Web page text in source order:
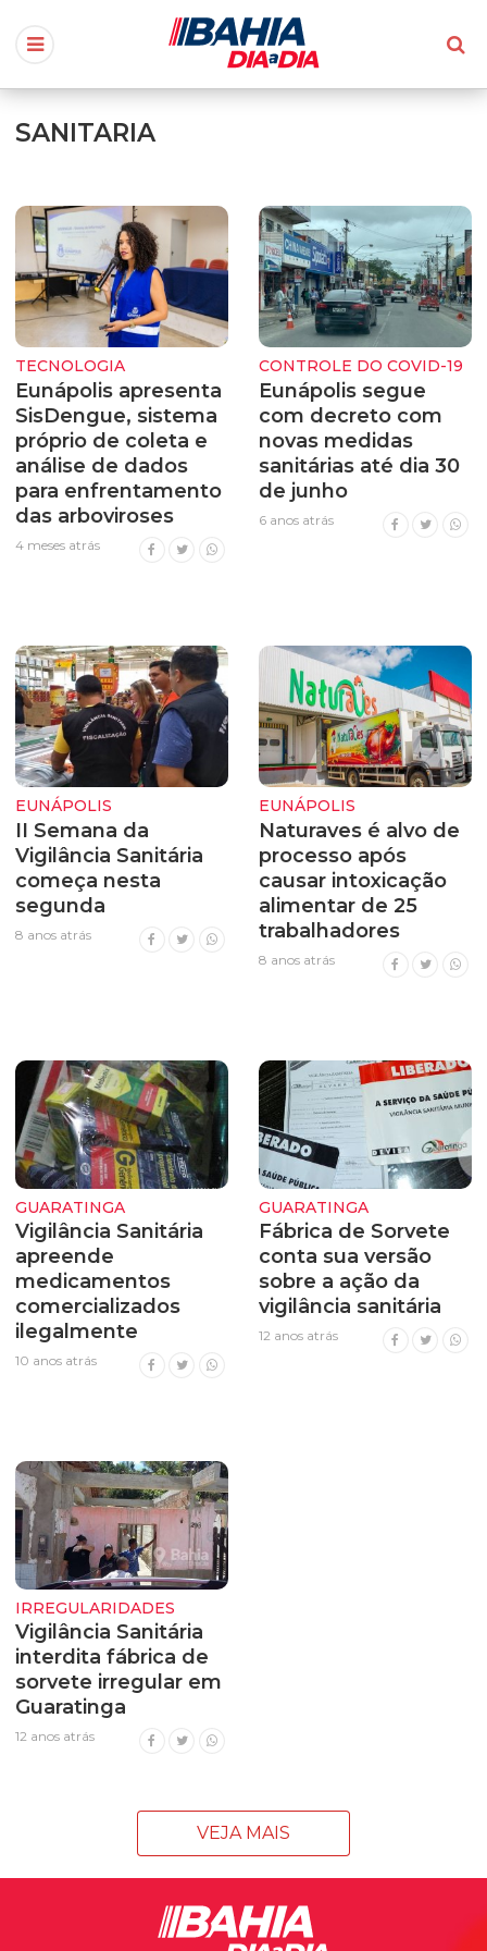
SANITARIA
TECNOLOGIA
Eunápolis apresenta
SisDengue, sistema
próprio de coleta e
análise de dados
para enfrentamento
das arboviroses
4 meses atrás
CONTROLE DO COVID-19
Eunápolis segue
com decreto com
novas medidas
sanitárias até dia 30
de junho
6 anos atrás
EUNÁPOLIS
II Semana da
Vigilância Sanitária
começa nesta
segunda
8 anos atrás
EUNÁPOLIS
Naturaves é alvo de
processo após
causar intoxicação
alimentar de 25
trabalhadores
8 anos atrás
GUARATINGA
Vigilância Sanitária
apreende
medicamentos
comercializados
ilegalmente
10 anos atrás
GUARATINGA
Fábrica de Sorvete
conta sua versão
sobre a ação da
vigilância sanitária
12 anos atrás
IRREGULARIDADES
Vigilância Sanitária
interdita fábrica de
sorvete irregular em
Guaratinga
12 anos atrás
VEJA MAIS